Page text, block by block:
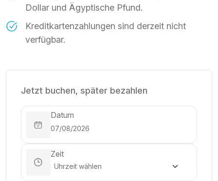
Dollar und Ägyptische Pfund.
Kreditkartenzahlungen sind derzeit nicht
verfügbar.
Jetzt buchen, später bezahlen
Datum
Zeit